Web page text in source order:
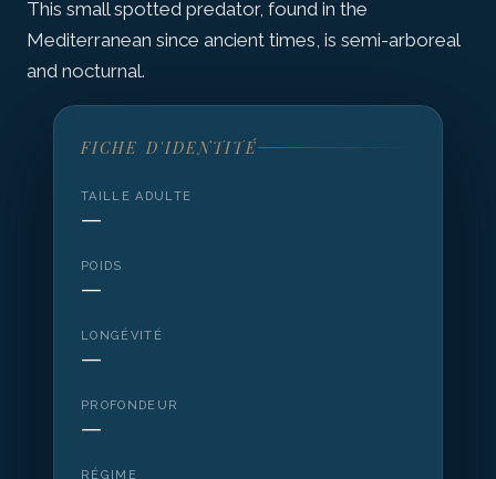
This small spotted predator, found in the
Mediterranean since ancient times, is semi-arboreal
and nocturnal.
FICHE D'IDENTITÉ
TAILLE ADULTE
—
POIDS
—
LONGÉVITÉ
—
PROFONDEUR
—
RÉGIME